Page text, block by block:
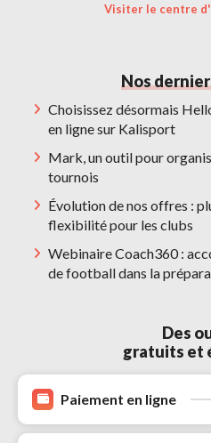
Visiter le centre
Nos
Choisissez désormais
en ligne sur Kalisport
Mark, un outil pour
tournois
Évolution de nos offres :
flexibilité pour les clubs
Webinaire Coach360 :
de football dans la
Des
gratuits et
Paiement en ligne